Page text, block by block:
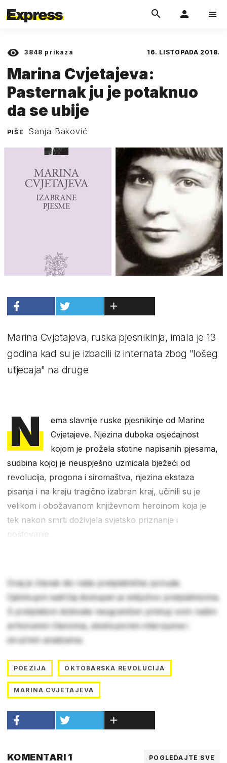
3848 prikaza 16. LISTOPADA 2018.
Marina Cvjetajeva:
Pasternak ju je potaknuo
da se ubije
PIŠE Sanja Baković
Marina Cvjetajeva, ruska pjesnikinja, imala je 13
godina kad su je izbacili iz internata zbog "lošeg
utjecaja" na druge
N
ema slavnije ruske pjesnikinje od Marine
Cvjetajeve. Njezina duboka osjećajnost
kojom je prožela stotine napisanih pjesama,
sudbina kojoj je neuspješno uzmicala bježeći od
revolucija, progona i siromaštva, njezina ekstaza
pisanja i na kraju tragično izabran kraj, učinili su je
velikom i obožavanom književnom heroinom koja je
tek nakon smrti doživjela svjetsko priznanje i
poštovanje.
Ovaj je članak dio naše pretplatničke ponude.
Cjelokupni sadržaj dostupan je isključivo pretplatnicima.
S pretplatom dobivate neograničen pristup svim našim
arhiviranim člancima, ekskluzivnim intervjuima i
stručnim analizama.
POEZIJA OKTOBARSKA REVOLUCIJA
MARINA CVJETAJEVA
KOMENTARI 1 POGLEDAJTE SVE